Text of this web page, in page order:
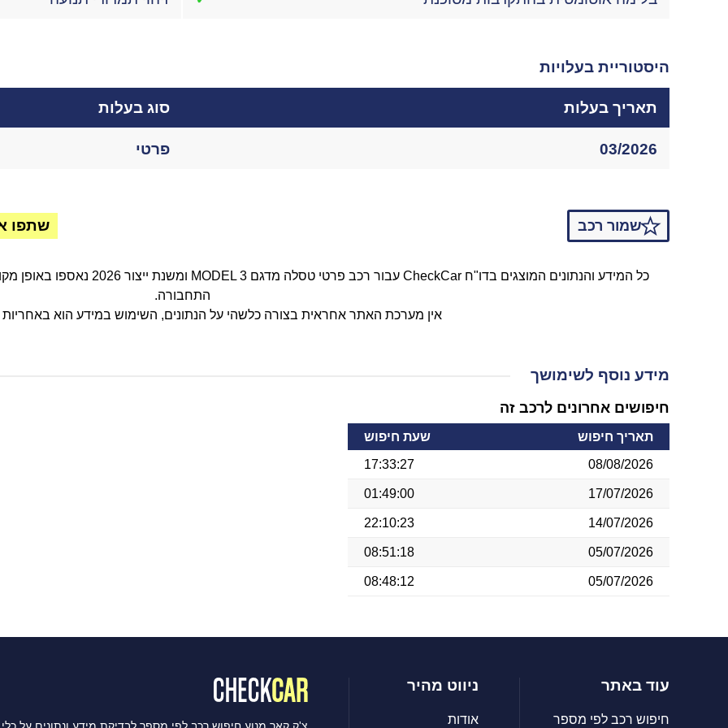
היסטוריית בעלויות
תאריך בעלות סוג בעלות
03/2026 פרטי
שמור רכב שתפו
התחבורה.
אין מערכת האתר אחראית בצורה כלשהי על הנתונים, השימוש במידע הוא
מידע נוסף לשימושך
חיפושים אחרונים לרכב זה
תאריך חיפוש
שעת חיפוש
08/08/2026
17:33:27
17/07/2026
01:49:00
14/07/2026
22:10:23
05/07/2026
08:51:18
05/07/2026
08:48:12
עוד באתר
חיפוש רכב לפי מספר
ניווט מהיר
אודות